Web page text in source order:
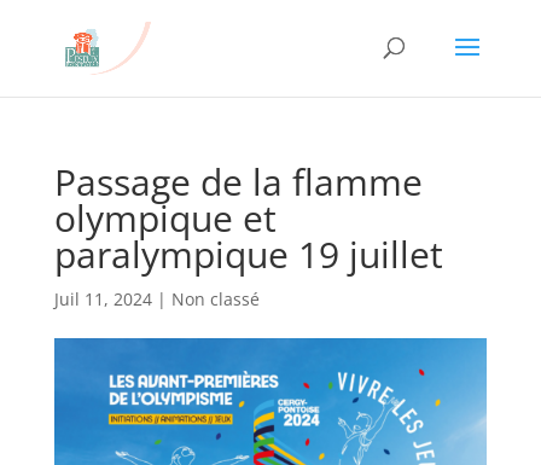
Passage de la flamme
olympique et
paralympique 19 juillet
Juil 11, 2024| Non classé